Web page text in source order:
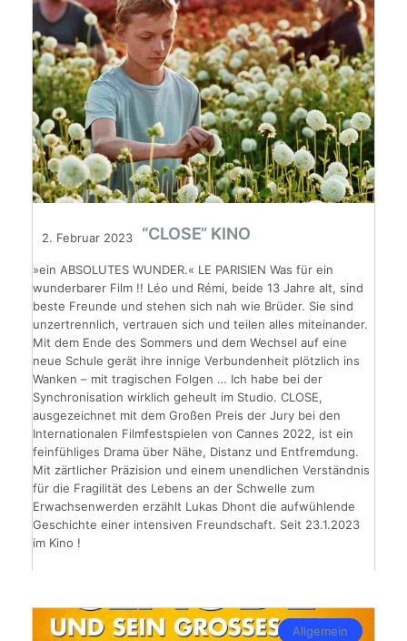
2. Februar 2023 “CLOSE” KINO
»ein ABSOLUTES WUNDER.« LE PARISIEN Was für ein
wunderbarer Film !! Léo und Rémi, beide 13 Jahre alt, sind
beste Freunde und stehen sich nah wie Brüder. Sie sind
unzertrennlich, vertrauen sich und teilen alles miteinander.
Mit dem Ende des Sommers und dem Wechsel auf eine
neue Schule gerät ihre innige Verbundenheit plötzlich ins
Wanken – mit tragischen Folgen … Ich habe bei der
Synchronisation wirklich geheult im Studio. CLOSE,
ausgezeichnet mit dem Großen Preis der Jury bei den
Internationalen Filmfestspielen von Cannes 2022, ist ein
feinfühliges Drama über Nähe, Distanz und Entfremdung.
Mit zärtlicher Präzision und einem unendlichen Verständnis
für die Fragilität des Lebens an der Schwelle zum
Erwachsenwerden erzählt Lukas Dhont die aufwühlende
Geschichte einer intensiven Freundschaft. Seit 23.1.2023
im Kino !
Allgemein